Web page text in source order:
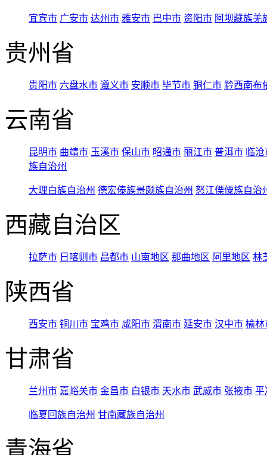
宜宾市 广安市 达州市 雅安市 巴中市 资阳市 阿坝藏族羌
贵州省
贵阳市 六盘水市 遵义市 安顺市 毕节市 铜仁市 黔西南布
云南省
昆明市 曲靖市 玉溪市 保山市 昭通市 丽江市 普洱市 临
族自治州
大理白族自治州 德宏傣族景颇族自治州 怒江傈僳族自治
西藏自治区
拉萨市 日喀则市 昌都市 山南地区 那曲地区 阿里地区 林
陕西省
西安市 铜川市 宝鸡市 咸阳市 渭南市 延安市 汉中市 榆林
甘肃省
兰州市 嘉峪关市 金昌市 白银市 天水市 武威市 张掖市 平
临夏回族自治州 甘南藏族自治州
青海省